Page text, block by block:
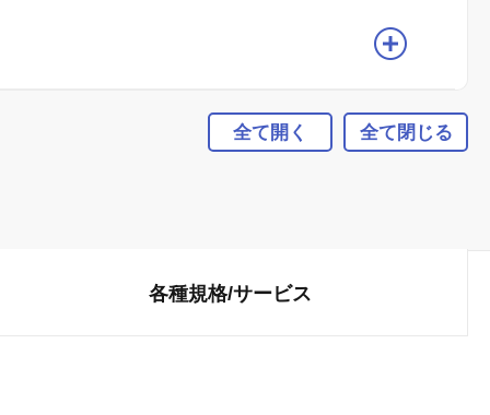
全て開く 全て閉じる
各種規格/サービス